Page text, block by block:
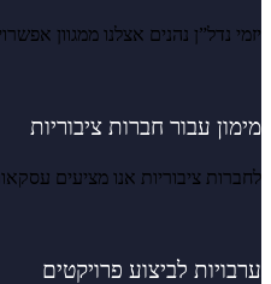
יזמי נדל”ן נהנים אצלנו ממגוון
מימון עבור חברות ציבוריות
לחברות ציבוריות אנו מציעים
ערבויות לביצוע פרויקטים